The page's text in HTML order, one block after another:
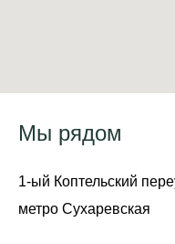
Мы рядом
1-ый Коптельский
метро Сухаревская